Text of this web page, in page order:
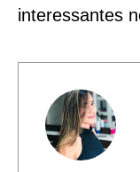
interessantes